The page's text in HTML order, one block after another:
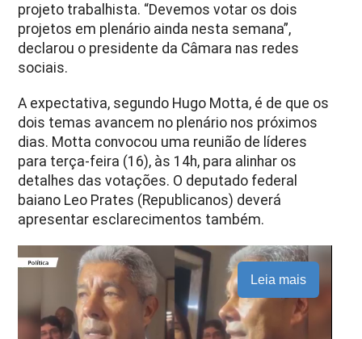
projeto trabalhista. “Devemos votar os dois
projetos em plenário ainda nesta semana”,
declarou o presidente da Câmara nas redes
sociais.
A expectativa, segundo Hugo Motta, é de que os
dois temas avancem no plenário nos próximos
dias. Motta convocou uma reunião de líderes
para terça-feira (16), às 14h, para alinhar os
detalhes das votações. O deputado federal
baiano Leo Prates (Republicanos) deverá
apresentar esclarecimentos também.
Leia mais